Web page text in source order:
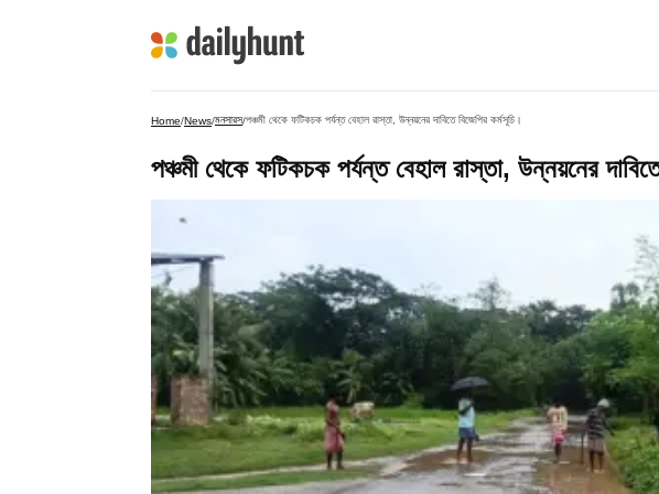
Home/News/মনসারস/পঞ্চমী থেকে ফটিকচক পর্যন্ত বেহাল রাস্তা, উন্নয়নের দাবিতে বিজেপির কর্মসূচি।
পঞ্চমী থেকে ফটিকচক পর্যন্ত বেহাল রাস্তা, উন্নয়নের